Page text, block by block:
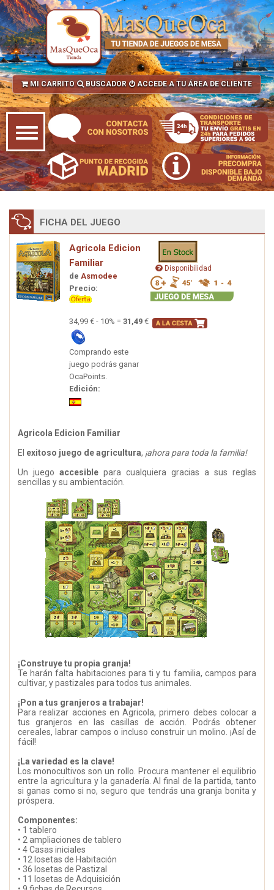
MI CARRITO BUSCADOR ACCEDE A TU ÁREA DE CLIENTE
FICHA DEL JUEGO
Agricola Edicion
Familiar
de Asmodee
Precio:
34,99 € - 10% = 31,49 €
Comprando este
juego podrás ganar
OcaPoints.
Edición:
Disponibilidad
Agricola Edicion Familiar
El exitoso juego de agricultura, ¡ahora para toda la familia!
Un juego accesible para cualquiera gracias a sus reglas
sencillas y su ambientación.
¡Construye tu propia granja!
Te harán falta habitaciones para ti y tu familia, campos para
cultivar, y pastizales para todos tus animales.
¡Pon a tus granjeros a trabajar!
Para realizar acciones en Agricola, primero debes colocar a
tus granjeros en las casillas de acción. Podrás obtener
cereales, labrar campos o incluso construir un molino. ¡Así de
fácil!
¡La variedad es la clave!
Los monocultivos son un rollo. Procura mantener el equilibrio
entre la agricultura y la ganadería. Al final de la partida, tanto
si ganas como si no, seguro que tendrás una granja bonita y
próspera.
Componentes:
• 1 tablero
• 2 ampliaciones de tablero
• 4 Casas iniciales
• 12 losetas de Habitación
• 36 losetas de Pastizal
• 11 losetas de Adquisición